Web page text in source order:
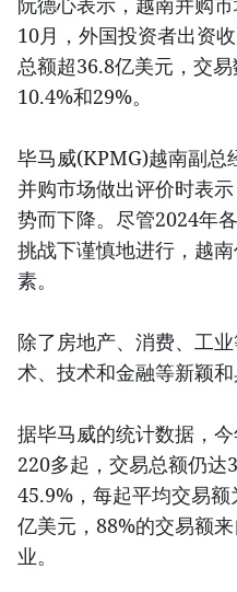
10月，外国投资者出资
总额超36.8亿美元，交
10.4%和29%。
毕马威(KPMG)越南副总
并购市场做出评价时表
势而下降。尽管2024年
挑战下谨慎地进行，越
素。
除了房地产、消费、工
术、技术和金融等新颖和
据毕马威的统计数据，
220多起，交易总额仍达
45.9%，每起平均交易
亿美元，88%的交易额
业。